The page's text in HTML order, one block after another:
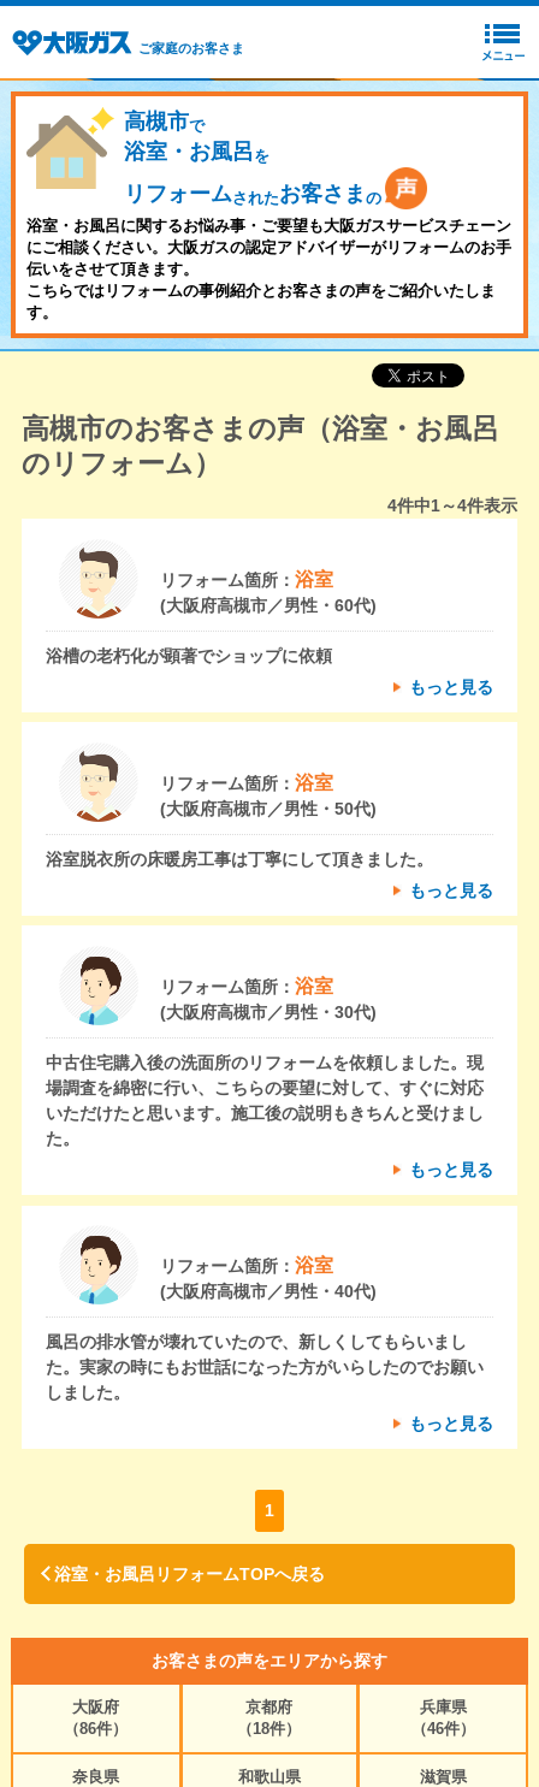
ご家庭のお客さま
高槻市で
浴室・お風呂 を
リフォームされたお客さま の
浴室・お風呂に関するお悩み事・ご要望も大阪ガスサービスチェーン
にご相談ください。大阪ガスの認定アドバイザーがリフォームのお手
伝いをさせて頂きます。
こちらではリフォームの事例紹介とお客さまの声をご紹介いたしま
す。
高槻市のお客さまの声（浴室・お風呂
のリフォーム）
4件中1～4件表示
リフォーム箇所： 浴室
(大阪府高槻市／男性・60代)
浴槽の老朽化が顕著でショップに依頼
もっと見る
リフォーム箇所： 浴室
(大阪府高槻市／男性・50代)
浴室脱衣所の床暖房工事は丁寧にして頂きました。
もっと見る
リフォーム箇所： 浴室
(大阪府高槻市／男性・30代)
中古住宅購入後の洗面所のリフォームを依頼しました。現
場調査を綿密に行い、こちらの要望に対して、すぐに対応
いただけたと思います。施工後の説明もきちんと受けまし
た。
もっと見る
リフォーム箇所： 浴室
(大阪府高槻市／男性・40代)
風呂の排水管が壊れていたので、新しくしてもらいまし
た。実家の時にもお世話になった方がいらしたのでお願い
しました。
もっと見る
1
浴室・お風呂リフォームTOPへ戻る
お客さまの声をエリアから探す
大阪府
（86件）
京都府
（18件）
兵庫県
（46件）
奈良県
和歌山県
滋賀県